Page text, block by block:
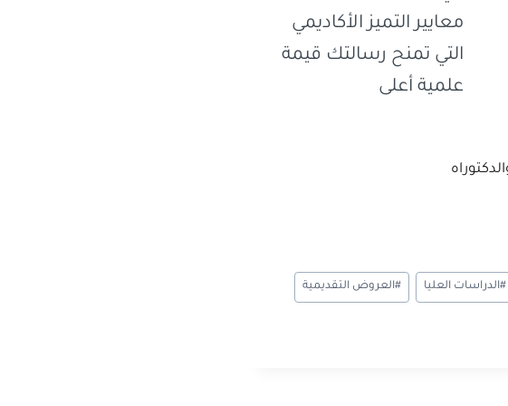
معايير التميز الأكاديمي
التي تمنح رسالتك قيمة
علمية أعلى
#الدراسات العليا #العروض التقديمية